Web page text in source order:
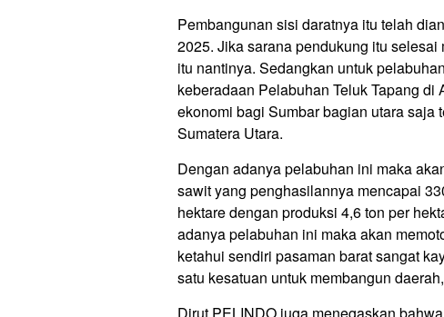
Pembangunan sisi daratnya itu telah
2025. Jika sarana pendukung itu
itu nantinya. Sedangkan untuk
keberadaan Pelabuhan Teluk Tapang
ekonomi bagi Sumbar bagian utara
Sumatera Utara.
Dengan adanya pelabuhan ini maka
sawit yang penghasilannya mencapai
hektare dengan produksi 4,6 ton per
adanya pelabuhan ini maka akan
ketahui sendiri pasaman barat sangat
satu kesatuan untuk membangun
Dirut PELINDO juga menegaskan